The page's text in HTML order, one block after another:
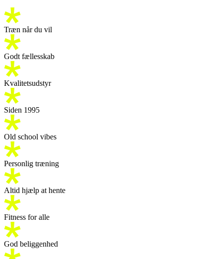
Træn når du vil
Godt fællesskab
Kvalitetsudstyr
Siden 1995
Old school vibes
Personlig træning
Altid hjælp at hente
Fitness for alle
God beliggenhed